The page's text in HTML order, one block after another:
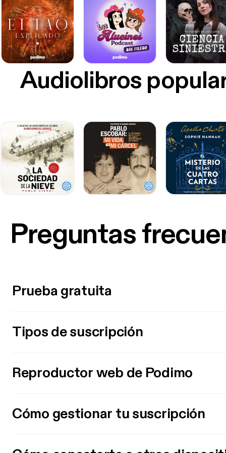
Audiolibros
Preguntas
Prueba gratuita
Tipos de suscripción
Reproductor web de Podimo
Cómo gestionar tu suscripción